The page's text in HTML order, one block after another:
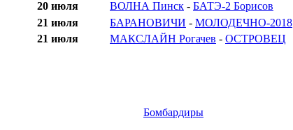
20 июля
ВОЛНА Пинск - БАТЭ-2 Борисов
21 июля
БАРАНОВИЧИ - МОЛОДЕЧНО-2018
21 июля
МАКСЛАЙН Рогачев - ОСТРОВЕЦ
Бомбардиры